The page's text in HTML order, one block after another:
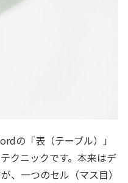
の「表（テーブル）」
クニックです。本来はデ
、一つのセル（マス目）